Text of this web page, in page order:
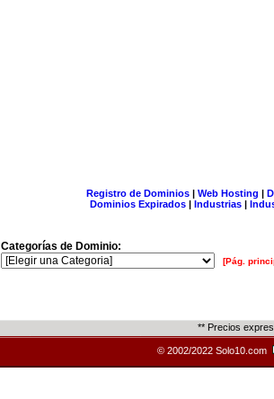
Registro de Dominios| Web Hosting |
Dominios Expirados | Industrias |
Categorías de Dominio:
[Pág.
** Precios
© 2002/2022 Solo10.com